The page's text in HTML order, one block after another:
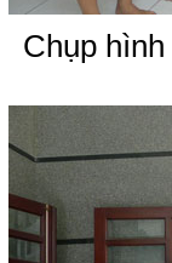
Chụp